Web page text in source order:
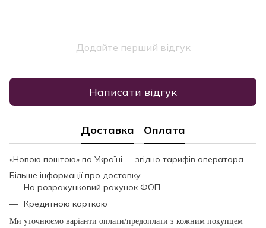
Додайте перший відгук
Написати відгук
Доставка Оплата
«Новою поштою» по Україні — згідно тарифів оператора.
Більше інформації про доставку
На розрахунковий рахунок ФОП
Кредитною карткою
Ми уточнюємо варіанти оплати/предоплати з кожним покупцем